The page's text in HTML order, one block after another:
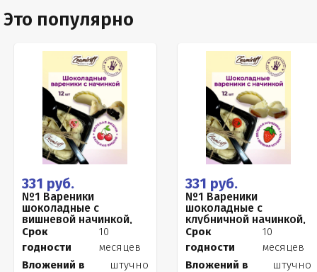
Это популярно
331 руб.
№1 Вареники
шоколадные с
вишневой начинкой,
120г
Срок
годности
10
месяцев
Вложений в
штучно
331 руб.
№1 Вареники
шоколадные с
клубничной начинкой,
120г
Срок
годности
10
месяцев
Вложений в
штучно